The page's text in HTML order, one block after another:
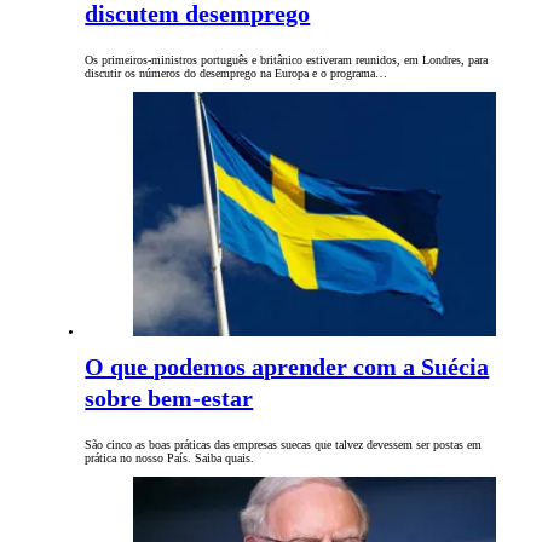
discutem desemprego
Os primeiros-ministros português e britânico estiveram reunidos, em Londres, para
discutir os números do desemprego na Europa e o programa…
O que podemos aprender com a Suécia
sobre bem-estar
São cinco as boas práticas das empresas suecas que talvez devessem ser postas em
prática no nosso País. Saiba quais.